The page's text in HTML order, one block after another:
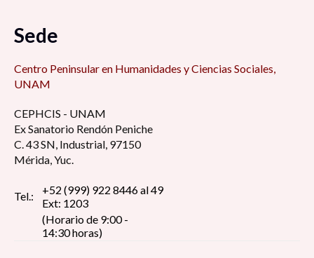
Sede
Centro Peninsular en Humanidades y Ciencias Sociales,
UNAM
CEPHCIS - UNAM
Ex Sanatorio Rendón Peniche
C. 43 SN, Industrial, 97150
Mérida, Yuc.
Tel.:
+52 (999) 922 8446 al 49
Ext: 1203
(Horario de 9:00 -
14:30 horas)